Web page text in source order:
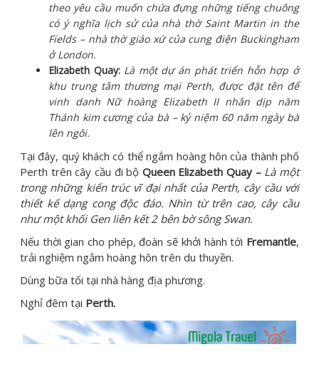
theo yêu cầu muốn chứa đựng những tiếng chuông
có ý nghĩa lịch sử của nhà thờ Saint Martin in the
Fields – nhà thờ giáo xứ của cung điện Buckingham
ở London.
Elizabeth Quay: Là một dự án phát triển hỗn hợp ở
khu trung tâm thương mại Perth, được đặt tên để
vinh danh Nữ hoàng Elizabeth II nhân dịp năm
Thánh kim cương của bà – kỷ niệm 60 năm ngày bà
lên ngôi.
Tại đây, quý khách có thể ngắm hoàng hôn của thành phố
Perth trên cây cầu đi bộ Queen Elizabeth Quay – Là một
trong những kiến trúc vĩ đại nhất của Perth, cây cầu với
thiết kế dạng cong độc đáo. Nhìn từ trên cao, cây cầu
như một khối Gen liên kết 2 bên bờ sông Swan.
Nếu thời gian cho phép, đoàn sẽ khởi hành tới Fremantle,
trải nghiệm ngắm hoàng hôn trên du thuyền.
Dùng bữa tối tại nhà hàng địa phương.
Nghỉ đêm tại Perth.